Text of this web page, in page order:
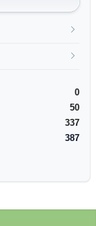
0
50
337
387